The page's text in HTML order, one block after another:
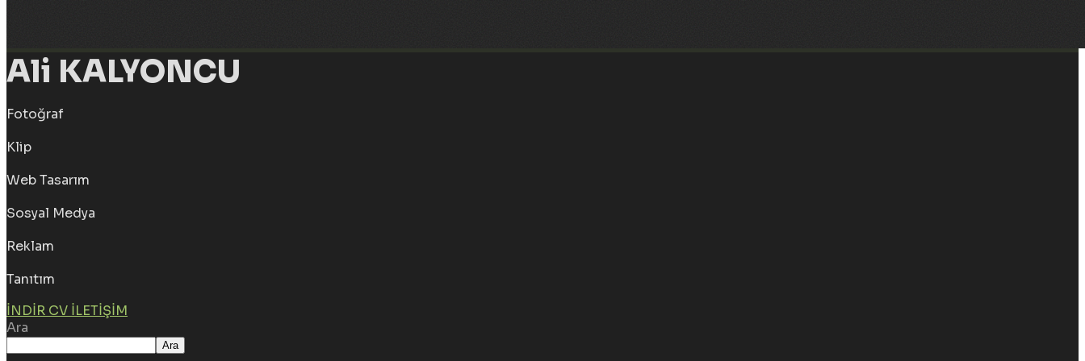
Ali KALYONCU
Fotoğraf
Klip
Web Tasarım
Sosyal Medya
Reklam
Tanıtım
İNDIR CV İLETIŞIM
Ara
Ara